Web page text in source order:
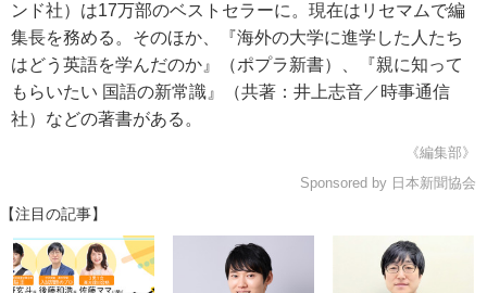
ンド社）は17万部のベストセラーに。現在はリセマムで編
集長を務める。そのほか、『海外の大学に進学した人たち
はどう英語を学んだのか』（ポプラ新書）、『親に知って
もらいたい 国語の新常識』（共著：井上志音／時事通信
社）などの著書がある。
《編集部》
Sponsored by 日本新聞協会
【注目の記事】